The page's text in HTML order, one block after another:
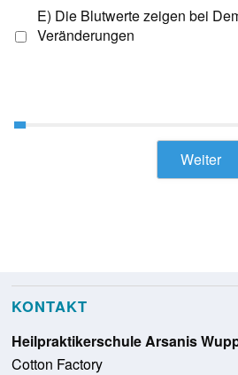
E) Die Blutwerte zeigen bei
Veränderungen
Weiter
KONTAKT
Heilpraktikerschule Arsanis
Cotton Factory